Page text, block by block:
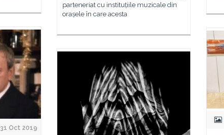
parteneriat cu instituțiile muzicale din
orașele în care acesta
31 Oct 2019